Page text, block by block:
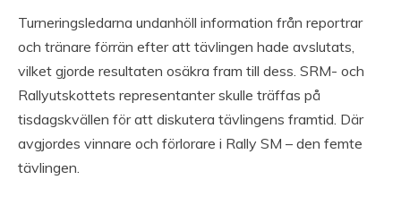
Turneringsledarna undanhöll information från reportrar
och tränare förrän efter att tävlingen hade avslutats,
vilket gjorde resultaten osäkra fram till dess. SRM- och
Rallyutskottets representanter skulle träffas på
tisdagskvällen för att diskutera tävlingens framtid. Där
avgjordes vinnare och förlorare i Rally SM – den femte
tävlingen.